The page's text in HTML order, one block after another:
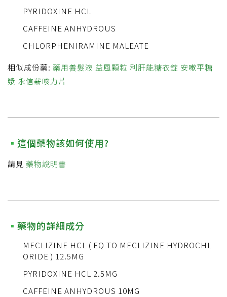
PYRIDOXINE HCL
CAFFEINE ANHYDROUS
CHLORPHENIRAMINE MALEATE
相似成份藥: 藥用養髮液 益風顆粒 利肝能糖衣錠 安嗽平糖
漿 永信薪咳力片
這個藥物該如何使用?
請見 藥物說明書
藥物的詳細成分
MECLIZINE HCL ( EQ TO MECLIZINE HYDROCHL
ORIDE ) 12.5MG
PYRIDOXINE HCL 2.5MG
CAFFEINE ANHYDROUS 10MG